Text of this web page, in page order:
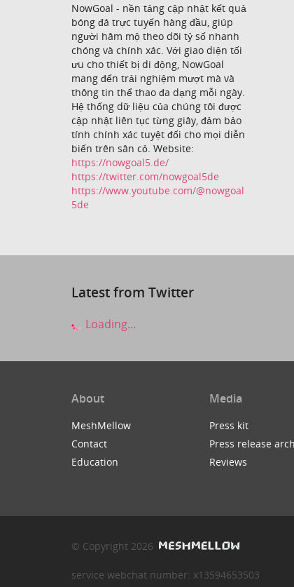
NowGoal - nền tảng cập nhật kết quả
bóng đá trực tuyến hàng đầu, giúp
người hâm mộ theo dõi tỷ số nhanh
chóng và chính xác. Với giao diện tối
ưu cho thiết bị di động, NowGoal
mang đến trải nghiệm mượt mà và
thông tin thể thao đa dạng mỗi ngày.
Hệ thống dữ liệu của chúng tôi được
cập nhật liên tục từng giây, đảm bảo
tính chính xác tuyệt đối cho mọi diễn
biến trên sân cỏ. Website:
https://nowgoal5.de/
https://twitter.com/nowgoal5de
https://www.youtube.com/@nowgoal
5de
Latest from Twitter
Loading...
About
MeshMellow
Contact
Education
Media
Press kit
Press release
Reviews
© Copyright 2026
service webchat number: x13594653503